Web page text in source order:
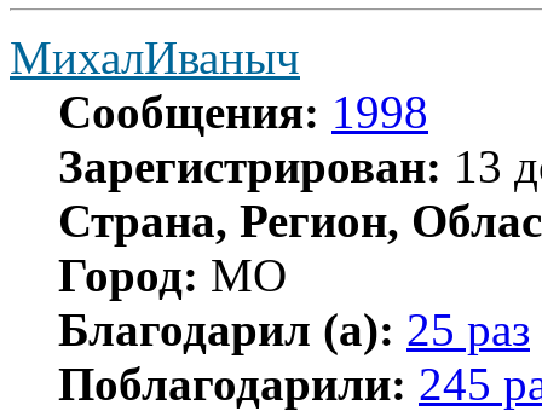
МихалИваныч
Сообщения: 1998
Зарегистрирован: 13
Страна, Регион,
Город: МО
Благодарил (а): 25 раз
Поблагодарили: 245